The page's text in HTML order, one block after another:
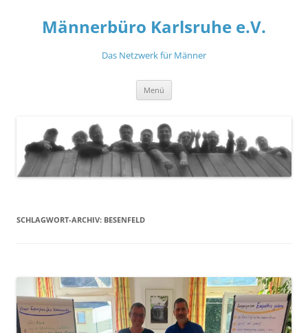
springenMännerbüro Karlsruhe e.V.
Das Netzwerk für Männer
Menü
SCHLAGWORT-ARCHIV: BESENFELD